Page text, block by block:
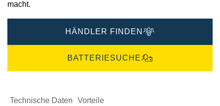
macht.
HÄNDLER FINDEN
BATTERIESUCHE
Technische Daten Vorteile